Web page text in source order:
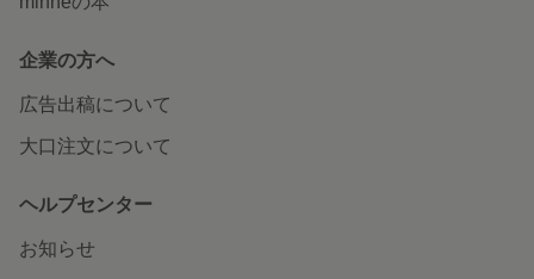
企業の方へ
広告出稿について
大口注文について
ヘルプセンター
お知らせ